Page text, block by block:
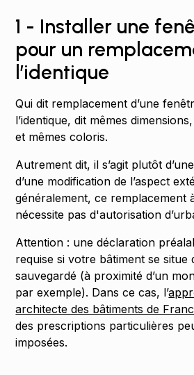
1 - Installer une
pour un
l’identique
Qui dit remplacement d’une
l’identique, dit mêmes
et mêmes coloris.
Autrement dit, il s’agit plutôt
d’une modification de l’aspect
généralement, ce remplacement
nécessite pas d'autorisation
Attention : une déclaration
requise si votre bâtiment se situe
sauvegardé (à proximité d’un
par exemple). Dans ce cas, l’
architecte des bâtiments de
des prescriptions particulières
imposées.